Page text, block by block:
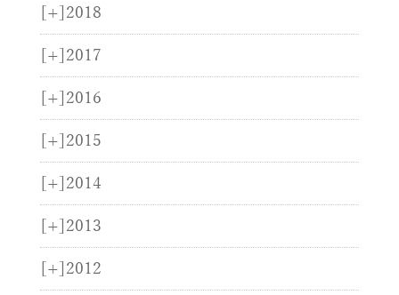
[+] 2018
[+] 2017
[+] 2016
[+] 2015
[+] 2014
[+] 2013
[+] 2012